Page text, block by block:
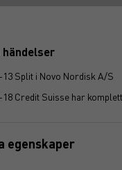
händelser
13 Split i Novo Nordisk A/S
18 Credit Suisse har
egenskaper